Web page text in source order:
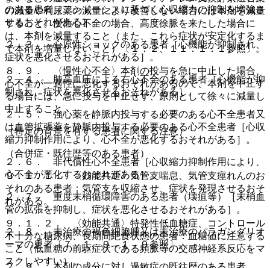
の減量や利尿薬の減量により改善しない場合には本剤を減量
すること。慢性心不全の場合、高度徐脈を来たした場合に
は、本剤を減量すること（また、これら症状が安定化するま
で本剤を増量しないこと）〔１．２、１１．１．１参照〕。
８．９． 〈慢性心不全〉本剤の投与を急に中止した場合、
心不全が一過性に悪化するおそれがあるので、本剤を中止す
る場合には、急に投与を中止せず、原則として徐々に減量し
中止すること。
（特定の背景を有する患者に関する注意）
（合併症・既往歴等のある患者）
９．１．１． 〈効能共通〉気管支喘息、気管支痙れんのお
それのある患者：気管支を収縮させ、症状を発現させるおそ
れがある。
９．１．２． 〈効能共通〉特発性低血糖症、コントロール
不十分な糖尿病、長期間絶食状態の患者：血糖値に注意する
こと（低血糖の前駆症状である頻脈等の交感神経系反応をマ
スクしやすい）。
のある患者［アシドーシスに基づく心収縮力の抑制を増強さ
せるおそれがある］。
２．３． 心原性ショックのある患者［心機能が抑制され、
症状を悪化させるおそれがある］。
２．４． 肺高血圧による右心不全のある患者［心機能が抑
制され、症状を悪化させるおそれがある］。
２．５． 強心薬を静脈内投与する必要のある心不全患者又
は血管拡張薬を静脈内投与する必要のある心不全患者［心収
縮力抑制作用により、心不全が悪化するおそれがある］。
２．６． 非代償性心不全患者［心収縮力抑制作用により、
心不全が悪化するおそれがある］。
２．７． 重度末梢循環障害のある患者（壊疽等）［末梢血
管の拡張を抑制し、症状を悪化させるおそれがある］。
２．８． 未治療の褐色細胞腫又は未治療のパラガングリオ
ーマの患者〔７．１、９．１．９参照〕。